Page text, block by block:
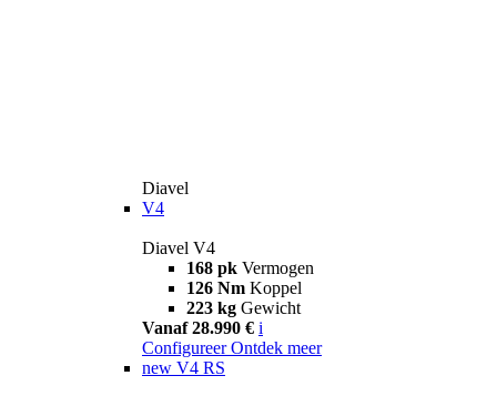
Diavel
V4
Diavel V4
168 pk Vermogen
126 Nm Koppel
223 kg Gewicht
Vanaf 28.990 € i
Configureer Ontdek meer
new V4 RS